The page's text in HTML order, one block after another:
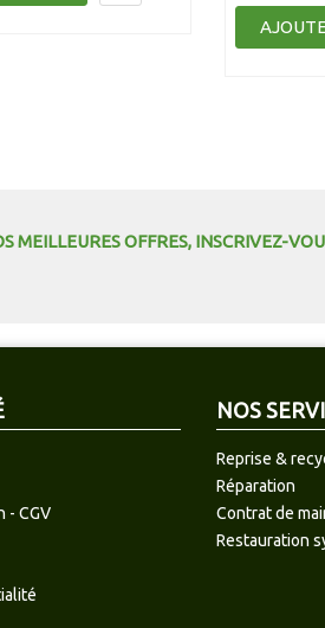
MEILLEURES OFFRES, INSCRIVEZ-
- CGV
NOS
Reprise &
Réparation
Contrat de
Restauration